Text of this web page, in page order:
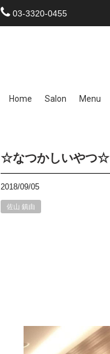
03-3320-0455
Home Salon Menu
☆なつかしいやつ☆
2018/09/05
佐山 鎮由